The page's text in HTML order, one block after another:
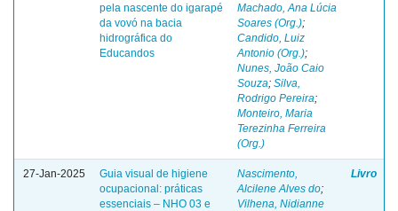
pela nascente do igarapé
da vovó na bacia
hidrográfica do
Educandos
Machado, Ana Lúcia
Soares (Org.);
Candido, Luiz
Antonio (Org.);
Nunes, João Caio
Souza; Silva,
Rodrigo Pereira;
Monteiro, Maria
Terezinha Ferreira
(Org.)
27-Jan-2025
Guia visual de higiene
ocupacional: práticas
essenciais – NHO 03 e
Nascimento,
Alcilene Alves do;
Vilhena, Nidianne
Livro